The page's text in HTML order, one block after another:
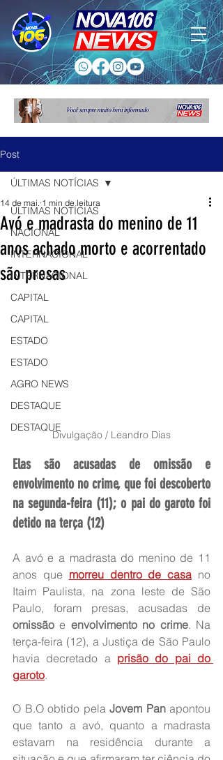
Post
ÚLTIMAS NOTÍCIAS
NACIONAL
INTERNACIONAL
INTERNACIONAL
CAPITAL
CAPITAL
ESTADO
ESTADO
AGRO NEWS
DESTAQUE
DESTAQUE
ÚLTIMAS NOTÍCIAS
Avó e madrasta do menino de 11
anos achado morto e acorrentado
são presas
14 de mai. 1 min de leitura
Divulgação / Leandro Dias
Elas são acusadas de omissão e
envolvimento no crime, que foi descoberto
na segunda-feira (11); o pai do garoto foi
detido na terça (12)
A avó e a madrasta do menino de 11
anos que morreu dentro de casa no
Itaim Paulista, na zona leste de São
omissão e envolvimento no crime. Na
terça-feira (12), a Justiça de São Paulo
havia decretado a prisão do pai do
garoto.
O B.O obtido pela Jovem Pan apontou
que tanto a avó, quanto a madrasta
estavam na residência durante a